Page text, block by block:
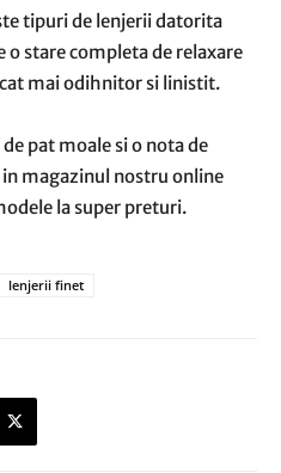
tipuri de lenjerii datorita
stare completa de relaxare
mai odihnitor si linistit.
pat moale si o nota de
magazinul nostru online
la super preturi.
lenjerii finet